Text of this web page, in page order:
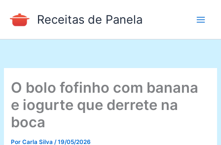
para
conteúdo
Receitas de Panela
O bolo fofinho com banana
e iogurte que derrete na
boca
PorCarla Silva/19/05/2026